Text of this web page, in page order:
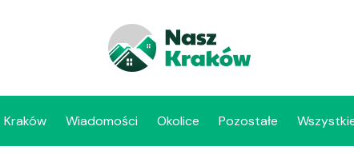
Kraków Wiadomości Okolice Pozostałe